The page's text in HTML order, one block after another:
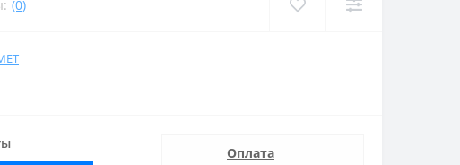
(0)
Оплата